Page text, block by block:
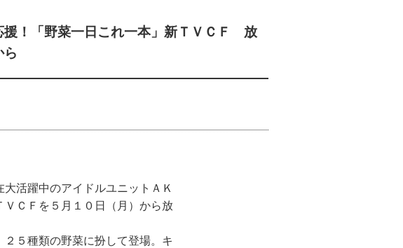
援！「野菜一日これ一本」新ＴＶＣＦ 放
ら
活躍中のアイドルユニットＡＫ
ＶＣＦを５月１０日（月）から放
５種類の野菜に扮して登場。キ